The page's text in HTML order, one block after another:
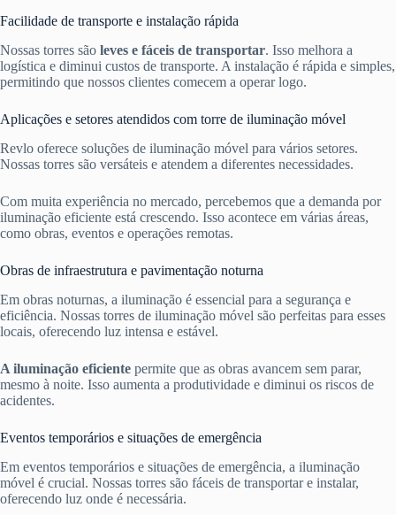
Facilidade de transporte e instalação rápida
Nossas torres são leves e fáceis de transportar. Isso melhora a
logística e diminui custos de transporte. A instalação é rápida e simples,
permitindo que nossos clientes comecem a operar logo.
Aplicações e setores atendidos com torre de iluminação móvel
Revlo oferece soluções de iluminação móvel para vários setores.
Nossas torres são versáteis e atendem a diferentes necessidades.
Com muita experiência no mercado, percebemos que a demanda por
iluminação eficiente está crescendo. Isso acontece em várias áreas,
como obras, eventos e operações remotas.
Obras de infraestrutura e pavimentação noturna
Em obras noturnas, a iluminação é essencial para a segurança e
eficiência. Nossas torres de iluminação móvel são perfeitas para esses
locais, oferecendo luz intensa e estável.
A iluminação eficiente permite que as obras avancem sem parar,
mesmo à noite. Isso aumenta a produtividade e diminui os riscos de
acidentes.
Eventos temporários e situações de emergência
Em eventos temporários e situações de emergência, a iluminação
móvel é crucial. Nossas torres são fáceis de transportar e instalar,
oferecendo luz onde é necessária.